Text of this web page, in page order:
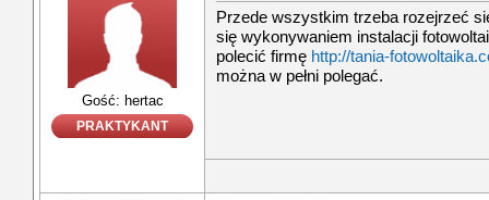
Gość: hertac
PRAKTYKANT
Przede wszystkim trzeba rozejrzeć
się wykonywaniem instalacji
polecić firmę http://tania-
można w pełni polegać.